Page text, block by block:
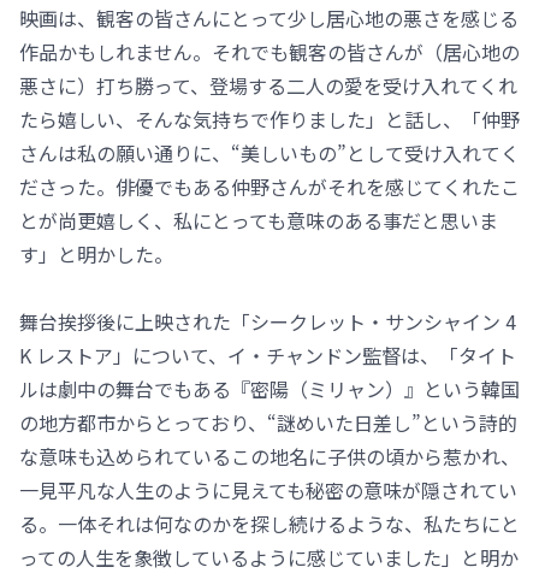
映画は、観客の皆さんにとって少し居心地の悪さを感じる
作品かもしれません。それでも観客の皆さんが（居心地の
悪さに）打ち勝って、登場する二人の愛を受け入れてくれ
たら嬉しい、そんな気持ちで作りました」と話し、「仲野
さんは私の願い通りに、“美しいもの”として受け入れてく
ださった。俳優でもある仲野さんがそれを感じてくれたこ
とが尚更嬉しく、私にとっても意味のある事だと思いま
す」と明かした。
舞台挨拶後に上映された「シークレット・サンシャイン 4
K レストア」について、イ・チャンドン監督は、「タイト
ルは劇中の舞台でもある『密陽（ミリャン）』という韓国
の地方都市からとっており、“謎めいた日差し”という詩的
な意味も込められているこの地名に子供の頃から惹かれ、
一見平凡な人生のように見えても秘密の意味が隠されてい
る。一体それは何なのかを探し続けるような、私たちにと
っての人生を象徴しているように感じていました」と明か